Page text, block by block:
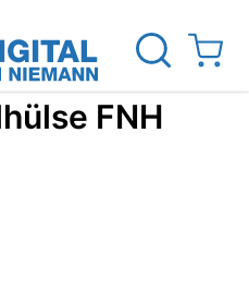
View
FNH